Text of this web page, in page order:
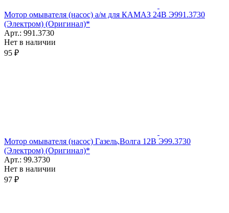
Мотор омывателя (насос) а/м для КАМАЗ 24В Э991.3730
(Электром) (Оригинал)*
Арт.: 991.3730
Нет в наличии
95 ₽
Мотор омывателя (насос) Газель,Волга 12В Э99.3730
(Электром) (Оригинал)*
Арт.: 99.3730
Нет в наличии
97 ₽